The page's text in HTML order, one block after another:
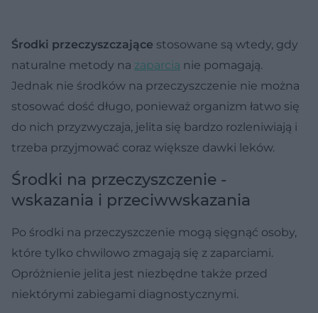
Środki przeczyszczające stosowane są wtedy, gdy
naturalne metody na zaparcia nie pomagają.
Jednak nie środków na przeczyszczenie nie można
stosować dość długo, ponieważ organizm łatwo się
do nich przyzwyczaja, jelita się bardzo rozleniwiają i
trzeba przyjmować coraz większe dawki leków.
Środki na przeczyszczenie -
wskazania i przeciwwskazania
Po środki na przeczyszczenie mogą sięgnąć osoby,
które tylko chwilowo zmagają się z zaparciami.
Opróżnienie jelita jest niezbędne także przed
niektórymi zabiegami diagnostycznymi.